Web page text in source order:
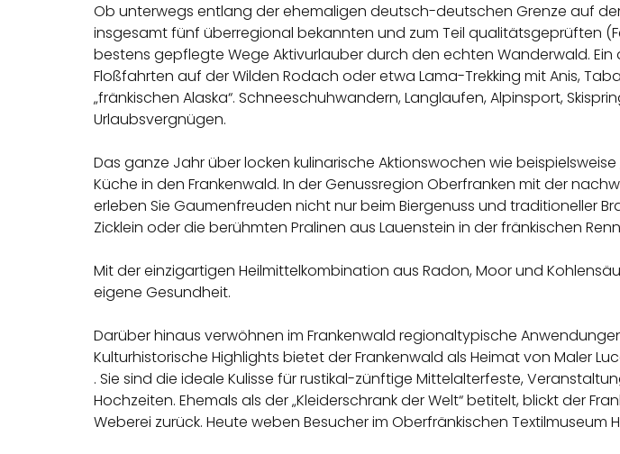
Ob unterwegs entlang der ehemaligen deutsch-deutschen Grenze auf
insgesamt fünf überregional bekannten und zum Teil qualitätsgeprüften
bestens gepflegte Wege Aktivurlauber durch den echten Wanderwald.
Floßfahrten auf der Wilden Rodach oder etwa Lama-Trekking mit Anis,
„fränkischen Alaska“. Schneeschuhwandern, Langlaufen, Alpinsport,
Urlaubsvergnügen.
Das ganze Jahr über locken kulinarische Aktionswochen wie
Küche in den Frankenwald. In der Genussregion Oberfranken mit der
erleben Sie Gaumenfreuden nicht nur beim Biergenuss und traditioneller
Zicklein oder die berühmten Pralinen aus Lauenstein in der fränkischen
Mit der einzigartigen Heilmittelkombination aus Radon, Moor und
eigene Gesundheit.
Darüber hinaus verwöhnen im Frankenwald regionaltypische
Kulturhistorische Highlights bietet der Frankenwald als Heimat von Maler
. Sie sind die ideale Kulisse für rustikal-zünftige Mittelalterfeste,
Hochzeiten. Ehemals als der „Kleiderschrank der Welt“ betitelt, blickt der
Weberei zurück. Heute weben Besucher im Oberfränkischen